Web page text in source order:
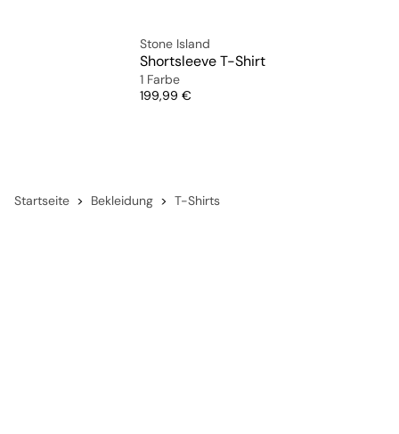
Stone Island
Shortsleeve T-Shirt
1 Farbe
Preis
199,99 €
Startseite Bekleidung T-Shirts